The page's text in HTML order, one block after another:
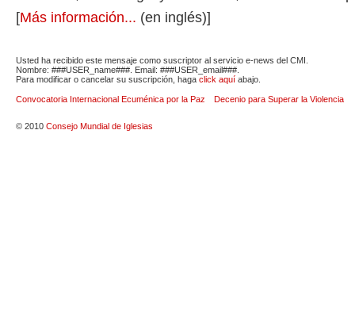
[Más información... (en inglés)]
Usted ha recibido este mensaje como suscriptor al servicio e-news del CMI.
Nombre: ###USER_name###. Email: ###USER_email###.
Para modificar o cancelar su suscripción, haga click aquí abajo.
Convocatoria Internacional Ecuménica por la Paz Decenio para Superar la Violencia
© 2010 Consejo Mundial de Iglesias